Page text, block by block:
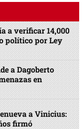
a verificar 14,000
político por Ley
a Dagoberto
en
a Vinicius:
firmó